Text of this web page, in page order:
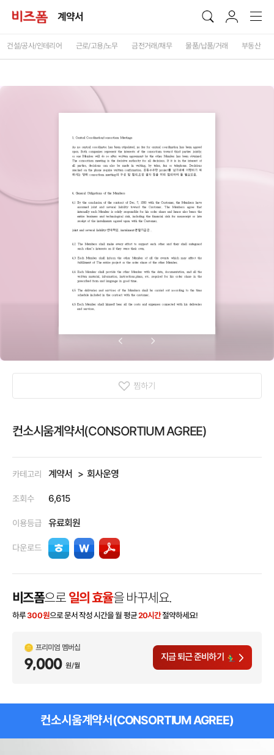
계약서
건설/공사/인테리어 근로/고용/노무 금전거래/채무 물품/납품/거래 부동산
찜하기
컨소시움계약서(CONSORTIUM AGREE)
카테고리 계약서 회사운영
조회수 6,615
이용등급 유료회원
다운로드
비즈폼으로 일의 효율을 바꾸세요.
하루300원으로 문서 작성 시간을 월 평균20시간절약하세요!
프리미엄 멤버십
9,000 원/월
지금 퇴근 준비하기
컨소시움계약서(CONSORTIUM AGREE)